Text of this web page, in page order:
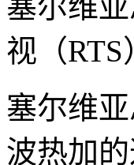
视（RTS
塞尔维
波热加